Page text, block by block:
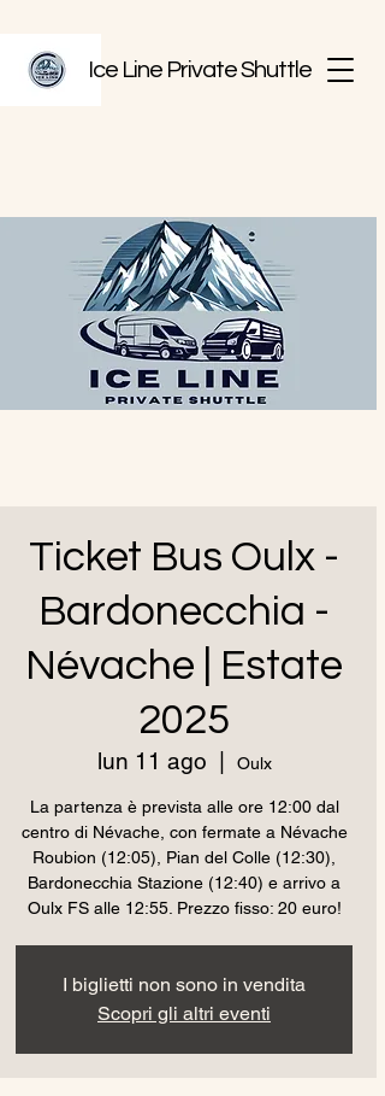
Ice Line Private Shuttle
Ticket Bus Oulx -
Bardonecchia -
Névache | Estate
2025
lun 11 ago Oulx
La partenza è prevista alle ore 12:00 dal
centro di Névache, con fermate a Névache
Roubion (12:05), Pian del Colle (12:30),
Bardonecchia Stazione (12:40) e arrivo a
Oulx FS alle 12:55. Prezzo fisso: 20 euro!
I biglietti non sono in vendita
Scopri gli altri eventi